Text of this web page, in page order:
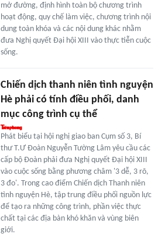
mở đường, định hình toàn bộ chương trình
hoạt động, quy chế làm việc, chương trình nội
dung toàn khóa và các nội dung khác nhằm
đưa Nghị quyết Đại hội XIII vào thực tiễn cuộc
sống.
Chiến dịch thanh niên tình nguyện
Hè phải có tính điều phối, danh
mục công trình cụ thể
Phát biểu tại hội nghị giao ban Cụm số 3, Bí
thư T.Ư Đoàn Nguyễn Tường Lâm yêu cầu các
cấp bộ Đoàn phải đưa Nghị quyết Đại hội XIII
vào cuộc sống bằng phương châm '3 dễ, 3 rõ,
3 đo'. Trong cao điểm Chiến dịch Thanh niên
tình nguyện Hè, tập trung điều phối nguồn lực
để tạo ra những công trình, phần việc thực
chất tại các địa bàn khó khăn và vùng biên
giới.